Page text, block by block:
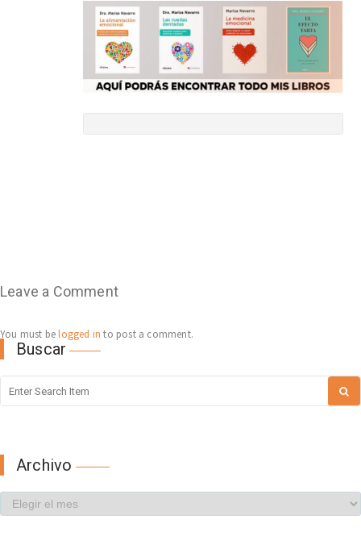
Leave a Comment
You must belogged in to post a comment.
Buscar
Archivo